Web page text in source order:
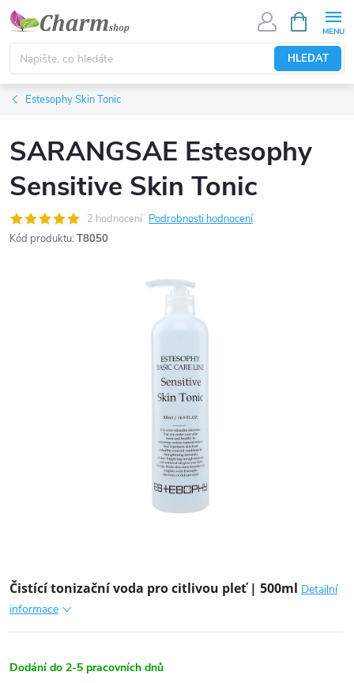
Přejít
obsah
HLEDAT
NÁKUPNÍ
KOŠÍK
Estesophy Skin Tonic
SARANGSAE Estesophy
Sensitive Skin Tonic
2 hodnocení Podrobnosti hodnocení
Kód produktu: T8050
Čistící tonizační voda pro citlivou pleť | 500ml Detailní
informace
Dodání do 2-5 pracovních dnů